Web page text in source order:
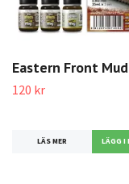
Eastern Front Mud
120 kr
LÄS MER